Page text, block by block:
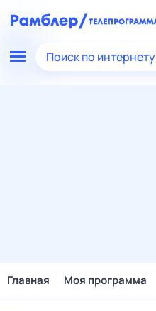
Поиск по интернету
Главная Моя программа